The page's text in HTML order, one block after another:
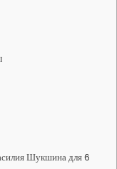
Шукшина для 6